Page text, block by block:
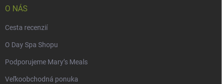
O NÁS
Cesta recenzií
O Day Spa Shopu
Podporujeme Mary’s Meals
Veľkoobchodná ponuka